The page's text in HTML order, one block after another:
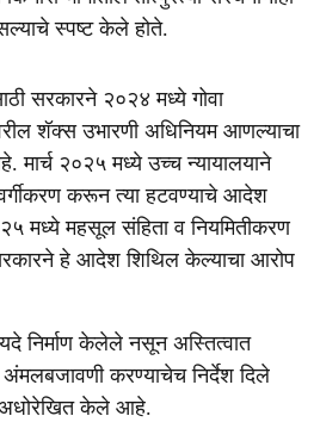
स्पष्ट केले होते.
सरकारने २०२४ मध्ये गोवा
शॅक्स उभारणी अधिनियम आणल्याचा
मार्च २०२५ मध्ये उच्च न्यायालयाने
करून त्या हटवण्याचे आदेश
मध्ये महसूल संहिता व नियमितीकरण
हे आदेश शिथिल केल्याचा आरोप
निर्माण केलेले नसून अस्तित्वात
करण्याचेच निर्देश दिले
केले आहे.